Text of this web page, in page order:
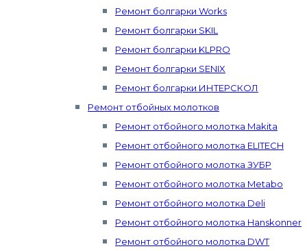
Ремонт болгарки Works
Ремонт болгарки SKIL
Ремонт болгарки KLPRO
Ремонт болгарки SENIX
Ремонт болгарки ИНТЕРСКОЛ
Ремонт отбойных молотков
Ремонт отбойного молотка Makita
Ремонт отбойного молотка ELITECH
Ремонт отбойного молотка ЗУБР
Ремонт отбойного молотка Metabo
Ремонт отбойного молотка Deli
Ремонт отбойного молотка Hanskonner
Ремонт отбойного молотка DWT